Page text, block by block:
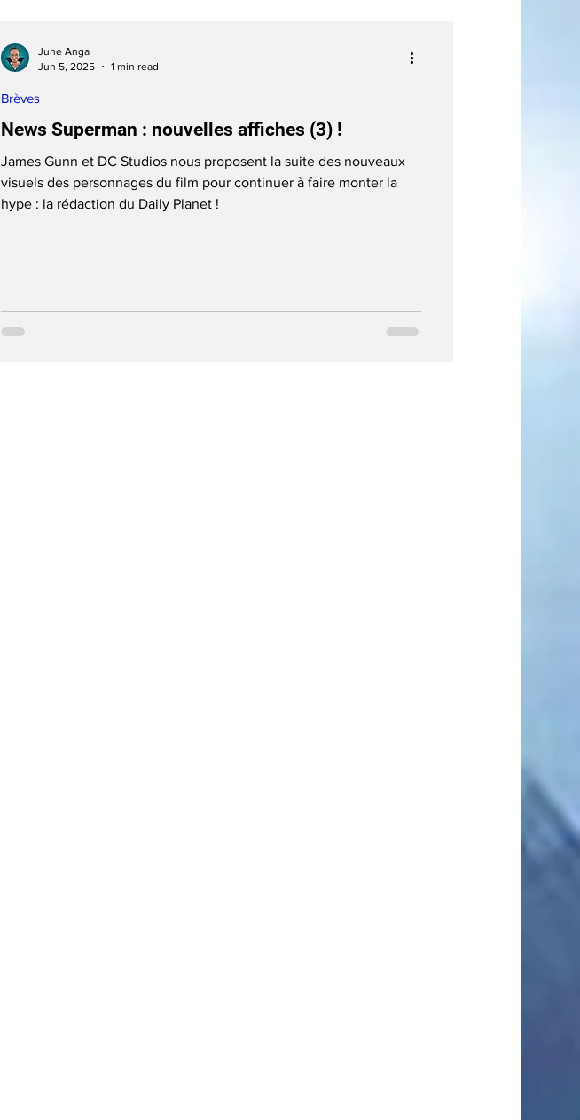
News Superman : nouvelles affiches (3) !
James Gunn et DC Studios nous proposent la suite des nouveaux
visuels des personnages du film pour continuer à faire monter la
hype : la rédaction du Daily Planet !
Brèves
June Anga
Jun 5, 2025
1 min read